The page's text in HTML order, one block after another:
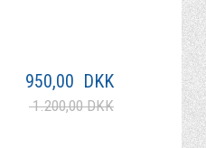
950,00 DKK
1.200,00 DKK